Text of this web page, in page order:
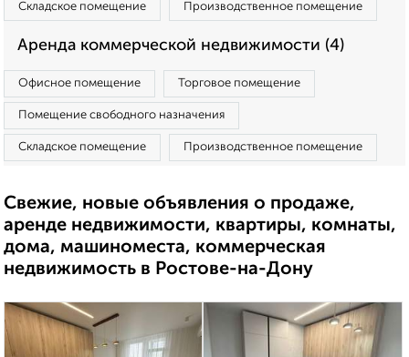
Складское помещение Производственное помещение
Аренда коммерческой недвижимости (4)
Офисное помещение Торговое помещение
Помещение свободного назначения
Складское помещение Производственное помещение
Свежие, новые объявления о продаже,
аренде недвижимости, квартиры, комнаты,
дома, машиноместа, коммерческая
недвижимость в Ростове-на-Дону